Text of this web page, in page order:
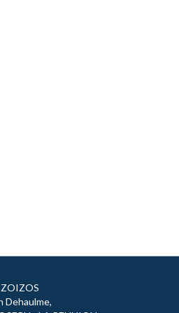
ZOIZOS
Dehaulme,